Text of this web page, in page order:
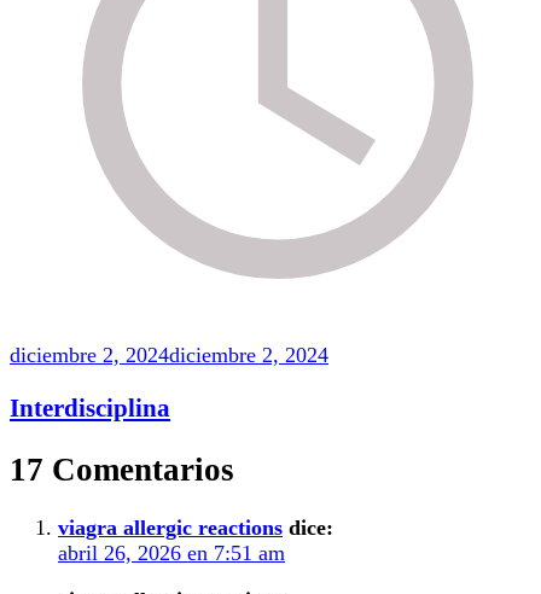
diciembre 2, 2024diciembre 2, 2024
Interdisciplina
17 Comentarios
viagra allergic reactions dice:
abril 26, 2026 en 7:51 am